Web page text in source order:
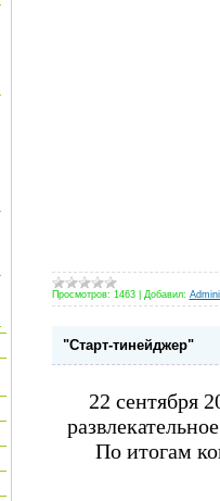
Просмотров: 1463 Добавил:
"Старт-тинейджер"
22 сентября
По итогам